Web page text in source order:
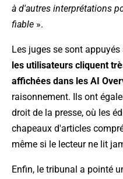
à d'autres interprétations
fiable ».
Les juges se sont
les utilisateurs cliquent
affichées dans les AI
raisonnement. Ils ont
droit de la presse, où les
chapeaux d'articles
même si le lecteur ne lit
Enfin, le tribunal a pointé